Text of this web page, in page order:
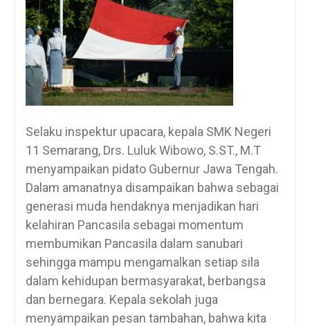
Selaku inspektur upacara, kepala SMK Negeri
11 Semarang, Drs. Luluk Wibowo, S.ST., M.T
menyampaikan pidato Gubernur Jawa Tengah.
Dalam amanatnya disampaikan bahwa sebagai
generasi muda hendaknya menjadikan hari
kelahiran Pancasila sebagai momentum
membumikan Pancasila dalam sanubari
sehingga mampu mengamalkan setiap sila
dalam kehidupan bermasyarakat, berbangsa
dan bernegara. Kepala sekolah juga
menyampaikan pesan tambahan, bahwa kita